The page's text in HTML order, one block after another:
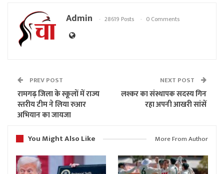
Admin 28619 Posts 0 Comments
PREV POST
रामगढ़ जिला के स्कूलों में राज्य
स्तरीय टीम ने लिया रुआर
अभियान का जायजा
NEXT POST
लश्कर का संस्थापक सदस्य गिन
रहा अपनी आखरी सांसें
You Might Also Like More From Author